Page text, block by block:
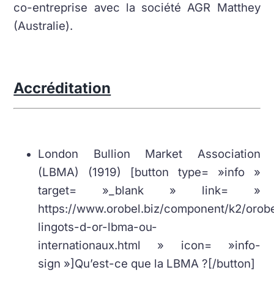
co-entreprise avec la société AGR Matthey
(Australie).
Accréditation
London Bullion Market Association
(LBMA) (1919) [button type= »info »
target= »_blank » link= »
https://www.orobel.biz/component/k2/
lingots-d-or-lbma-ou-
internationaux.html » icon= »info-
sign »]Qu’est-ce que la LBMA ?[/button]